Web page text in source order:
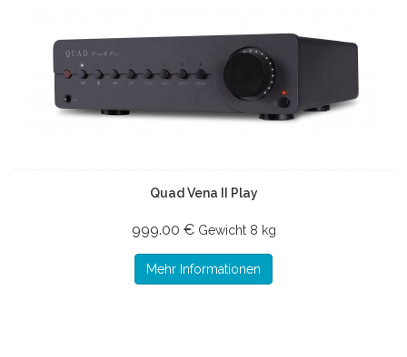
Quad Vena II Play
999.00 € Gewicht 8 kg
Mehr Informationen